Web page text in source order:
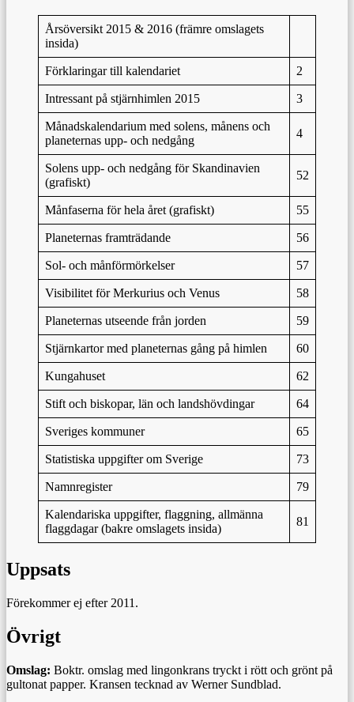
Årsöversikt 2015 & 2016 (främre omslagets
insida)
Förklaringar till kalendariet 2
Intressant på stjärnhimlen 2015 3
Månadskalendarium med solens, månens och
planeternas upp- och nedgång
4
Solens upp- och nedgång för Skandinavien
(grafiskt)
52
Månfaserna för hela året (grafiskt) 55
Planeternas framträdande 56
Sol- och månförmörkelser 57
Visibilitet för Merkurius och Venus 58
Planeternas utseende från jorden 59
Stjärnkartor med planeternas gång på himlen 60
Kungahuset 62
Stift och biskopar, län och landshövdingar 64
Sveriges kommuner 65
Statistiska uppgifter om Sverige 73
Namnregister 79
Kalendariska uppgifter, flaggning, allmänna
flaggdagar (bakre omslagets insida)
81
Uppsats
Förekommer ej efter 2011.
Övrigt
Omslag: Boktr. omslag med lingonkrans tryckt i rött och grönt på
gultonat papper. Kransen tecknad av Werner Sundblad.